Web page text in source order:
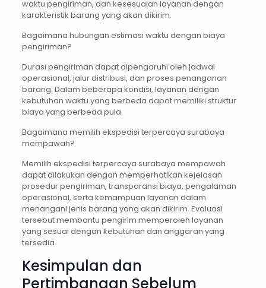
waktu pengiriman, dan kesesuaian layanan dengan
karakteristik barang yang akan dikirim.
Bagaimana hubungan estimasi waktu dengan biaya
pengiriman?
Durasi pengiriman dapat dipengaruhi oleh jadwal
operasional, jalur distribusi, dan proses penanganan
barang. Dalam beberapa kondisi, layanan dengan
kebutuhan waktu yang berbeda dapat memiliki struktur
biaya yang berbeda pula.
Bagaimana memilih ekspedisi terpercaya surabaya
mempawah?
Memilih ekspedisi terpercaya surabaya mempawah
dapat dilakukan dengan memperhatikan kejelasan
prosedur pengiriman, transparansi biaya, pengalaman
operasional, serta kemampuan layanan dalam
menangani jenis barang yang akan dikirim. Evaluasi
tersebut membantu pengirim memperoleh layanan
yang sesuai dengan kebutuhan dan anggaran yang
tersedia.
Kesimpulan dan
Pertimbangan Sebelum